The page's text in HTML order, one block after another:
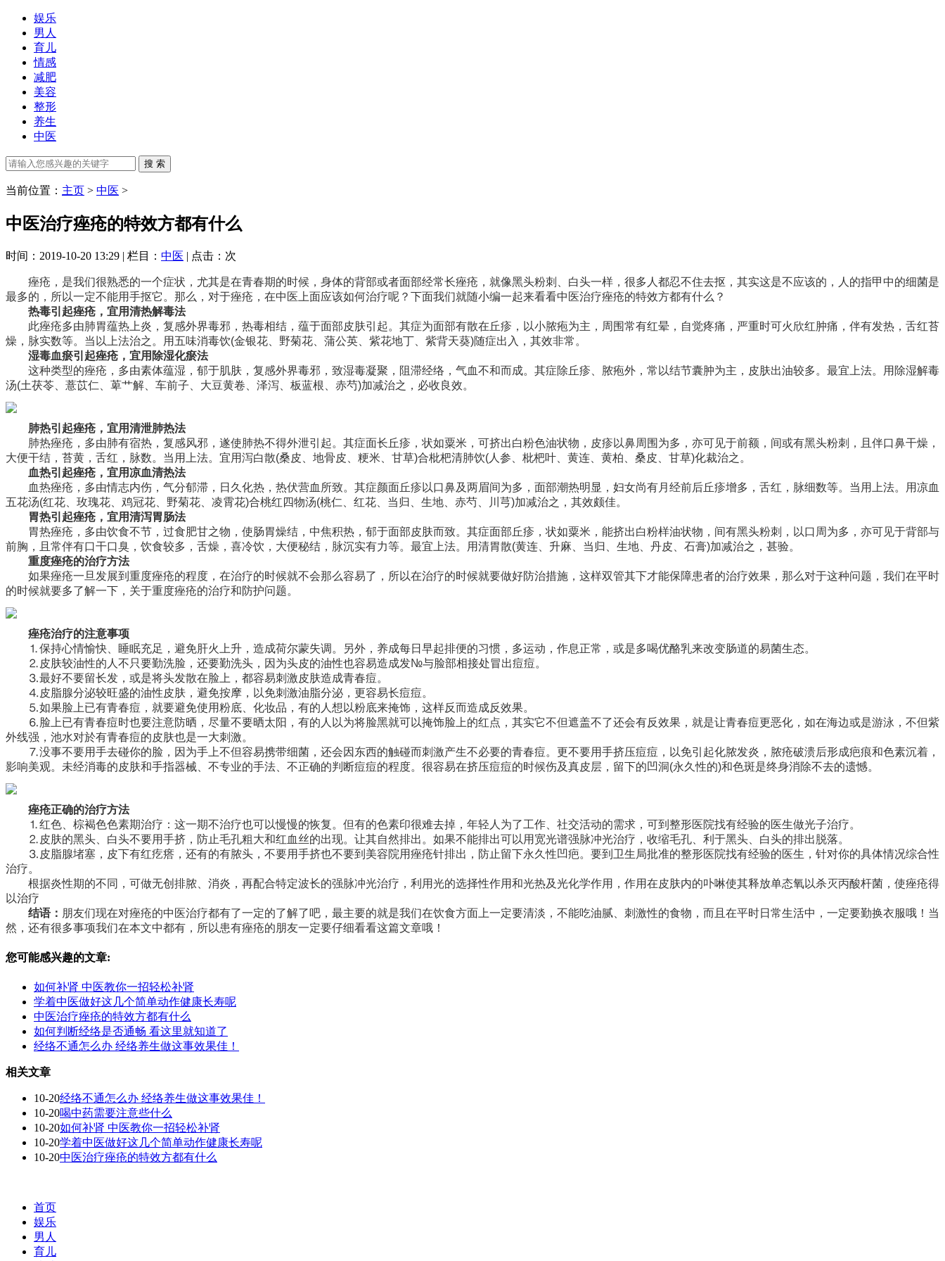
娱乐
男人
育儿
情感
减肥
美容
整形
养生
中医
当前位置： 主页 > 中医 >
中医治疗痤疮的特效方都有什么
时间：2019-10-20 13:29 | 栏目： 中医 | 点击： 次
痤疮，是我们很熟悉的一个症状，尤其是在青春期的时候，身体的背部或者面部经常长痤疮，就像黑头粉刺、白头一样，很多人都忍不住去抠，其实这是不应该的，人的指甲中的细菌是
最多的，所以一定不能用手抠它。那么，对于痤疮，在中医上面应该如何治疗呢？下面我们就随小编一起来看看中医治疗痤疮的特效方都有什么？
热毒引起痤疮，宜用清热解毒法
此痤疮多由肺胃蕴热上炎，复感外界毒邪，热毒相结，蕴于面部皮肤引起。其症为面部有散在丘疹，以小脓疱为主，周围常有红晕，自觉疼痛，严重时可火欣红肿痛，伴有发热，舌红苔
燥，脉实数等。当以上法治之。用五味消毒饮(金银花、野菊花、蒲公英、紫花地丁、紫背天葵)随症出入，其效非常。
湿毒血瘀引起痤疮，宜用除湿化瘀法
这种类型的痤疮，多由素体蕴湿，郁于肌肤，复感外界毒邪，致湿毒凝聚，阻滞经络，气血不和而成。其症除丘疹、脓疱外，常以结节囊肿为主，皮肤出油较多。最宜上法。用除湿解毒
汤(土茯苓、薏苡仁、萆艹解、车前子、大豆黄卷、泽泻、板蓝根、赤芍)加减治之，必收良效。
肺热引起痤疮，宜用清泄肺热法
肺热痤疮，多由肺有宿热，复感风邪，遂使肺热不得外泄引起。其症面长丘疹，状如粟米，可挤出白粉色油状物，皮疹以鼻周围为多，亦可见于前额，间或有黑头粉刺，且伴口鼻干燥，
大便干结，苔黄，舌红，脉数。当用上法。宜用泻白散(桑皮、地骨皮、粳米、甘草)合枇杷清肺饮(人参、枇杷叶、黄连、黄柏、桑皮、甘草)化裁治之。
血热引起痤疮，宜用凉血清热法
血热痤疮，多由情志内伤，气分郁滞，日久化热，热伏营血所致。其症颜面丘疹以口鼻及两眉间为多，面部潮热明显，妇女尚有月经前后丘疹增多，舌红，脉细数等。当用上法。用凉血
五花汤(红花、玫瑰花、鸡冠花、野菊花、凌霄花)合桃红四物汤(桃仁、红花、当归、生地、赤芍、川芎)加减治之，其效颇佳。
胃热引起痤疮，宜用清泻胃肠法
胃热痤疮，多由饮食不节，过食肥甘之物，使肠胃燥结，中焦积热，郁于面部皮肤而致。其症面部丘疹，状如粟米，能挤出白粉样油状物，间有黑头粉刺，以口周为多，亦可见于背部与
前胸，且常伴有口干口臭，饮食较多，舌燥，喜冷饮，大便秘结，脉沉实有力等。最宜上法。用清胃散(黄连、升麻、当归、生地、丹皮、石膏)加减治之，甚验。
重度痤疮的治疗方法
如果痤疮一旦发展到重度痤疮的程度，在治疗的时候就不会那么容易了，所以在治疗的时候就要做好防治措施，这样双管其下才能保障患者的治疗效果，那么对于这种问题，我们在平时
的时候就要多了解一下，关于重度痤疮的治疗和防护问题。
痤疮治疗的注意事项
⒈保持心情愉快、睡眠充足，避免肝火上升，造成荷尔蒙失调。另外，养成每日早起排便的习惯，多运动，作息正常，或是多喝优酪乳来改变肠道的易菌生态。
⒉皮肤较油性的人不只要勤洗脸，还要勤洗头，因为头皮的油性也容易造成发№与脸部相接处冒出痘痘。
⒊最好不要留长发，或是将头发散在脸上，都容易刺激皮肤造成青春痘。
⒋皮脂腺分泌较旺盛的油性皮肤，避免按摩，以免刺激油脂分泌，更容易长痘痘。
⒌如果脸上已有青春痘，就要避免使用粉底、化妆品，有的人想以粉底来掩饰，这样反而造成反效果。
⒍脸上已有青春痘时也要注意防晒，尽量不要晒太阳，有的人以为将脸黑就可以掩饰脸上的红点，其实它不但遮盖不了还会有反效果，就是让青春痘更恶化，如在海边或是游泳，不但紫
外线强，池水对於有青春痘的皮肤也是一大刺激。
⒎没事不要用手去碰你的脸，因为手上不但容易携带细菌，还会因东西的触碰而刺激产生不必要的青春痘。更不要用手挤压痘痘，以免引起化脓发炎，脓疮破溃后形成疤痕和色素沉着，
影响美观。未经消毒的皮肤和手指器械、不专业的手法、不正确的判断痘痘的程度。很容易在挤压痘痘的时候伤及真皮层，留下的凹洞(永久性的)和色斑是终身消除不去的遗憾。
痤疮正确的治疗方法
⒈红色、棕褐色色素期治疗：这一期不治疗也可以慢慢的恢复。但有的色素印很难去掉，年轻人为了工作、社交活动的需求，可到整形医院找有经验的医生做光子治疗。
⒉皮肤的黑头、白头不要用手挤，防止毛孔粗大和红血丝的出现。让其自然排出。如果不能排出可以用宽光谱强脉冲光治疗，收缩毛孔、利于黑头、白头的排出脱落。
⒊皮脂腺堵塞，皮下有红疙瘩，还有的有脓头，不要用手挤也不要到美容院用痤疮针排出，防止留下永久性凹疤。要到卫生局批准的整形医院找有经验的医生，针对你的具体情况综合性
治疗。
根据炎性期的不同，可做无创排脓、消炎，再配合特定波长的强脉冲光治疗，利用光的选择性作用和光热及光化学作用，作用在皮肤内的卟啉使其释放单态氧以杀灭丙酸杆菌，使痤疮得
以治疗
结语： 朋友们现在对痤疮的中医治疗都有了一定的了解了吧，最主要的就是我们在饮食方面上一定要清淡，不能吃油腻、刺激性的食物，而且在平时日常生活中，一定要勤换衣服哦！当
然，还有很多事项我们在本文中都有，所以患有痤疮的朋友一定要仔细看看这篇文章哦！
您可能感兴趣的文章:
如何补肾 中医教你一招轻松补肾
学着中医做好这几个简单动作健康长寿呢
中医治疗痤疮的特效方都有什么
如何判断经络是否通畅 看这里就知道了
经络不通怎么办 经络养生做这事效果佳！
相关文章
10-20经络不通怎么办 经络养生做这事效果佳！
10-20喝中药需要注意些什么
10-20如何补肾 中医教你一招轻松补肾
10-20学着中医做好这几个简单动作健康长寿呢
10-20中医治疗痤疮的特效方都有什么
首页
娱乐
男人
育儿